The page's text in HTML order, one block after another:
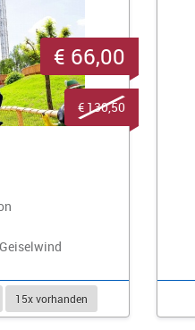
15x vorhanden
€ 66,00
€ 130,50